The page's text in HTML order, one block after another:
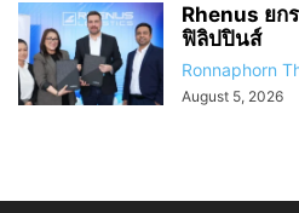
Rhenus ยก
ฟิลิปปินส์
Ronnaphorn
August 5, 2026